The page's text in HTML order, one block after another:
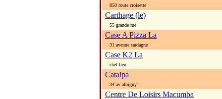
850 route croisette
Carthage (le)
55 grande rue
Case A Pizza La
31 avenue sardagne
Case K2 La
chef lieu
Catalpa
34 av albigny
Centre De Loisirs Macumba